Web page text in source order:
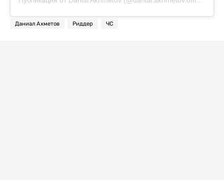
Даниал Ахметов Риддер ЧС